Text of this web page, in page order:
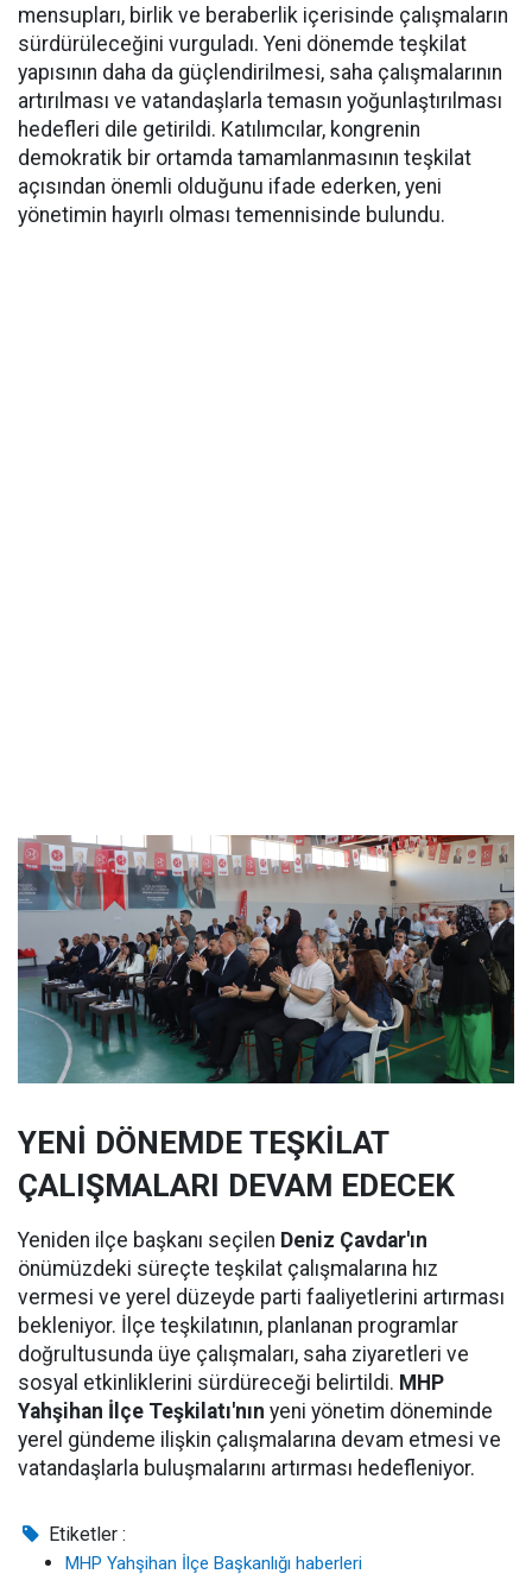
mensupları, birlik ve beraberlik içerisinde çalışmaların
sürdürüleceğini vurguladı. Yeni dönemde teşkilat
yapısının daha da güçlendirilmesi, saha çalışmalarının
artırılması ve vatandaşlarla temasın yoğunlaştırılması
hedefleri dile getirildi. Katılımcılar, kongrenin
demokratik bir ortamda tamamlanmasının teşkilat
açısından önemli olduğunu ifade ederken, yeni
yönetimin hayırlı olması temennisinde bulundu.
YENİ DÖNEMDE TEŞKİLAT
ÇALIŞMALARI DEVAM EDECEK
Yeniden ilçe başkanı seçilen Deniz Çavdar'ın
önümüzdeki süreçte teşkilat çalışmalarına hız
vermesi ve yerel düzeyde parti faaliyetlerini artırması
bekleniyor. İlçe teşkilatının, planlanan programlar
doğrultusunda üye çalışmaları, saha ziyaretleri ve
sosyal etkinliklerini sürdüreceği belirtildi. MHP
Yahşihan İlçe Teşkilatı'nın yeni yönetim döneminde
yerel gündeme ilişkin çalışmalarına devam etmesi ve
vatandaşlarla buluşmalarını artırması hedefleniyor.
Etiketler :
MHP Yahşihan İlçe Başkanlığı haberleri